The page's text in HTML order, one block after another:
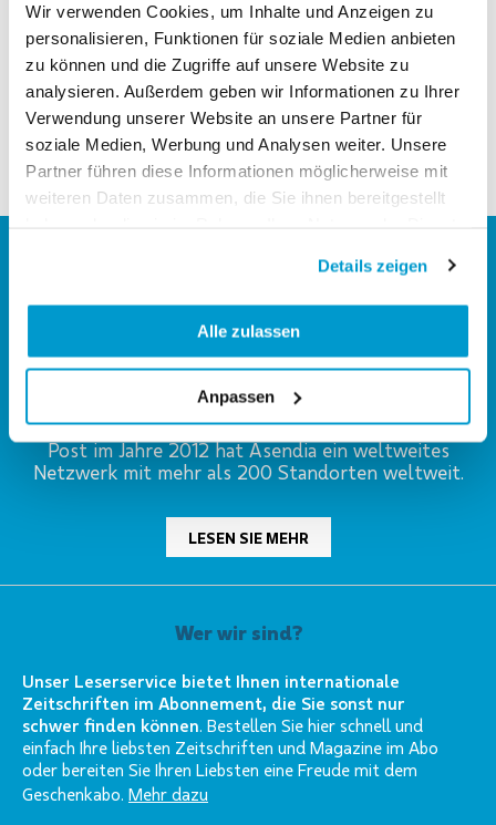
Wir verwenden Cookies, um Inhalte und Anzeigen zu
personalisieren, Funktionen für soziale Medien anbieten
zu können und die Zugriffe auf unsere Website zu
analysieren. Außerdem geben wir Informationen zu Ihrer
Verwendung unserer Website an unsere Partner für
soziale Medien, Werbung und Analysen weiter. Unsere
Partner führen diese Informationen möglicherweise mit
weiteren Daten zusammen, die Sie ihnen bereitgestellt
Details zeigen
Alle zulassen
Anpassen
Kostenlose Lieferung
Jede Lieferung pünktlich in
Ihrem Briefkasten
Gegründet als Joint-venture zwischen der
französischen "La Poste" und der Schweizerischen
Post im Jahre 2012 hat Asendia ein weltweites
Netzwerk mit mehr als 200 Standorten weltweit.
LESEN SIE MEHR
Wer wir sind?
Unser Leserservice bietet Ihnen internationale
Zeitschriften im Abonnement, die Sie sonst nur
schwer finden können. Bestellen Sie hier schnell und
einfach Ihre liebsten Zeitschriften und Magazine im Abo
oder bereiten Sie Ihren Liebsten eine Freude mit dem
Geschenkabo. Mehr dazu